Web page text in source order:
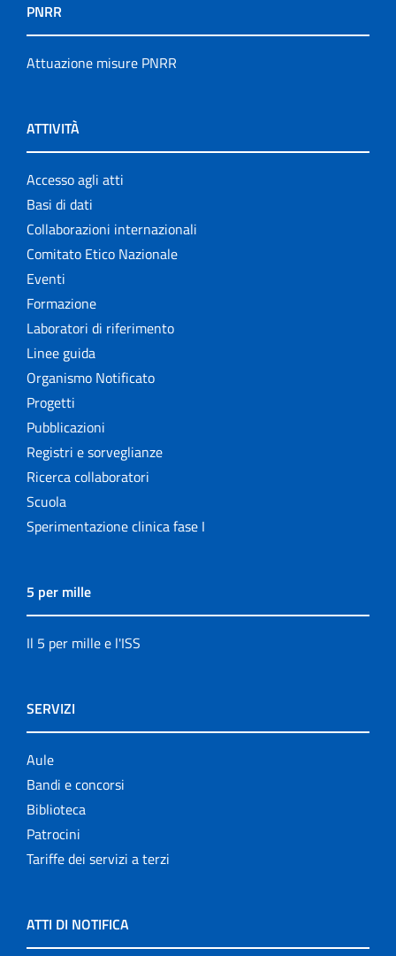
PNRR
Attuazione misure PNRR
ATTIVITÀ
Accesso agli atti
Basi di dati
Collaborazioni internazionali
Comitato Etico Nazionale
Eventi
Formazione
Laboratori di riferimento
Linee guida
Organismo Notificato
Progetti
Pubblicazioni
Registri e sorveglianze
Ricerca collaboratori
Scuola
Sperimentazione clinica fase I
5 per mille
Il 5 per mille e l'ISS
SERVIZI
Aule
Bandi e concorsi
Biblioteca
Patrocini
Tariffe dei servizi a terzi
ATTI DI NOTIFICA